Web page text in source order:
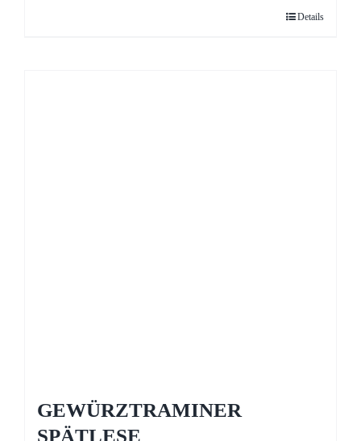
Details
GEWÜRZTRAMINER
SPÄTLESE